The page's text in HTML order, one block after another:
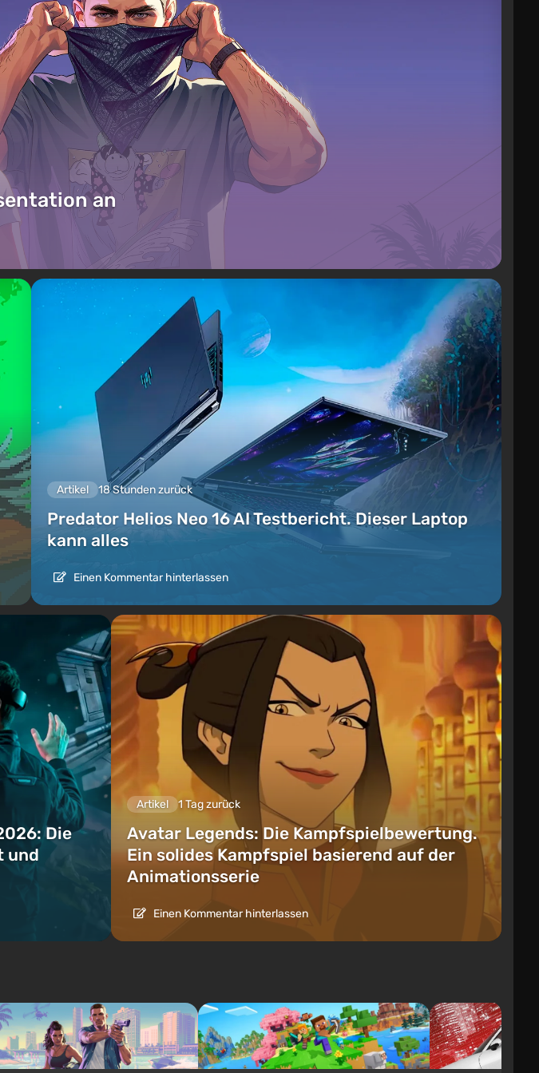
an
Artikel 18 Stunden zurück
Predator Helios Neo 16 AI Testbericht. Dieser Laptop
kann alles
Einen Kommentar hinterlassen
Die
und
Artikel 1 Tag zurück
Avatar Legends: Die Kampfspielbewertung.
Ein solides Kampfspiel basierend auf der
Animationsserie
Einen Kommentar hinterlassen